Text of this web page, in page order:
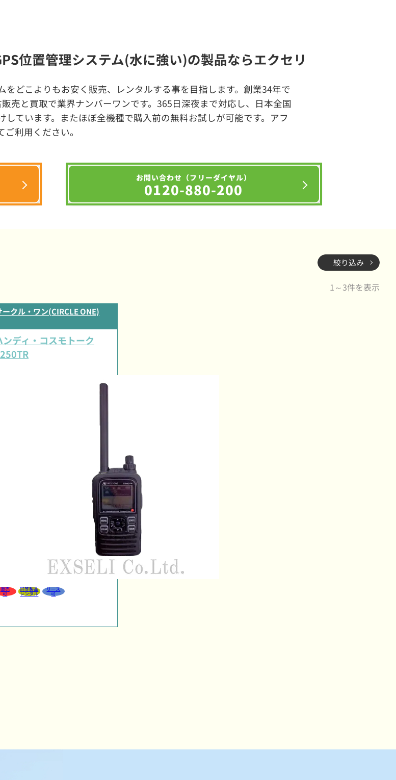
位置管理システム(水に強い)の製品ならエクセリ
どこよりもお安く販売、レンタルする事を目指します。創業34年で
売と買取で業界ナンバーワンです。365日深夜まで対応し、日本全国
ています。またほぼ全機種で購入前の無料お試しが可能です。アフ
利用ください。
お問い合わせ（フリーダイヤル）
0120-880-200
絞り込み
1～3件を表示
ークル・ワン(CIRCLE ONE)
ンディ・コスモトーク
販売
可
同等製品
レンタル
リース
可